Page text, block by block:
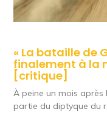
« La bataille de
finalement à la
[critique]
À peine un mois après
partie du diptyque du